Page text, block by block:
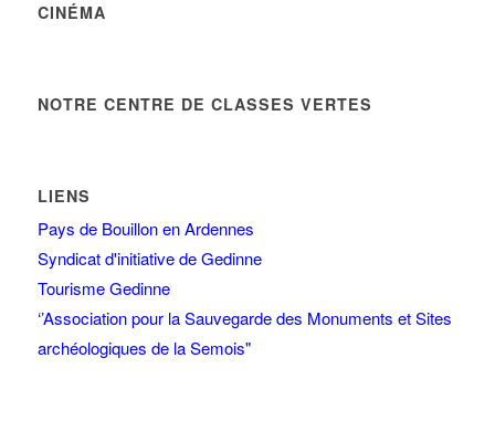
CINÉMA
NOTRE CENTRE DE CLASSES VERTES
LIENS
Pays de Bouillon en Ardennes
Syndicat d'initiative de Gedinne
Tourisme Gedinne
‘’Association pour la Sauvegarde des Monuments et Sites
archéologiques de la Semois"